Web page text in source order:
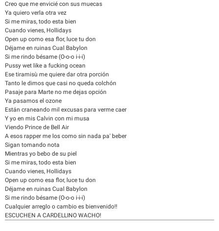
Creo que me envicié con sus muecas
Ya quiero verla otra vez
Si me miras, todo esta bien
Cuando vienes, Hollidays
Open up como esa flor, luce tu don
Déjame en ruinas Cual Babylon
Si me rindo bésame (O-o-o i-i-i)
Pussy wet like a fucking ocean
Ese tiramisù me quiere dar otra porción
Tanto le dimos que casi no queda colchón
Pasaje para Marte no me dejas opción
Ya pasamos el ozone
Están craneando mil excusas para verme caer
Y yo en mis Calvin con mi musa
Viendo Prince de Bell Air
A esos rapper me los como sin nada pa' beber
Sigan tomando nota
Mientras yo bebo de su piel
Si me miras, todo esta bien
Cuando vienes, Hollidays
Open up como esa flor, luce tu don
Déjame en ruinas Cual Babylon
Si me rindo bésame (O-o-o i-i-i)
Cualquier arreglo o cambio es bienvenido!!
ESCUCHEN A CARDELLINO WACHO!